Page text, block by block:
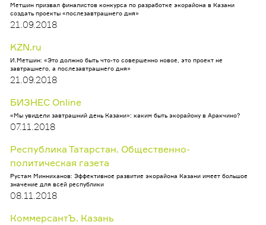
Метшин призвал финалистов конкурса по разработке экорайона в Казани
создать проекты «послезавтрашнего дня»
21.09.2018
KZN.ru
И.Метшин: «Это должно быть что-то совершенно новое, это проект не
завтрашнего, а послезавтрашнего дня»
21.09.2018
БИЗНЕС Online
«Мы увидели завтрашний день Казани»: каким быть экорайону в Аракчино?
07.11.2018
Республика Татарстан. Общественно-
политическая газета
Рустам Минниханов: Эффективное развитие экорайона Казани имеет большое
значение для всей республики
08.11.2018
КоммерсантЪ. Казань